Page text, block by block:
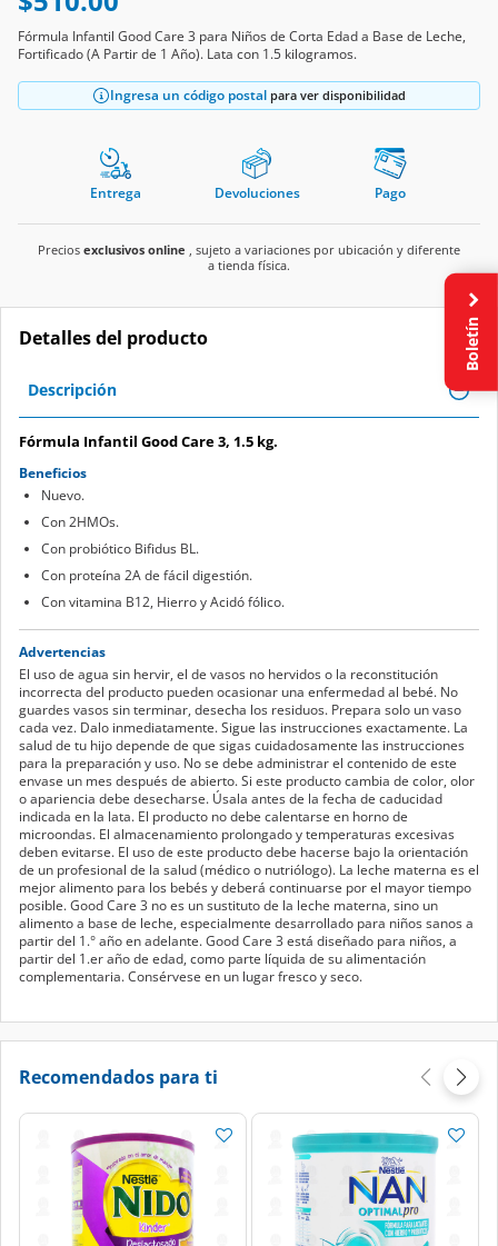
Fórmula Infantil Good Care 3 para Niños de Corta Edad a Base de Leche,
Fortificado (A Partir de 1 Año). Lata con 1.5 kilogramos.
Ingresa un código postal para ver disponibilidad
Entrega Devoluciones Pago
Precios exclusivos online , sujeto a variaciones por ubicación y diferente
a tienda física.
Detalles del producto
Descripción
Fórmula Infantil Good Care 3, 1.5 kg.
Beneficios
Nuevo.
Con 2HMOs.
Con probiótico Bifidus BL.
Con proteína 2A de fácil digestión.
Con vitamina B12, Hierro y Acidó fólico.
Advertencias
El uso de agua sin hervir, el de vasos no hervidos o la reconstitución
incorrecta del producto pueden ocasionar una enfermedad al bebé. No
guardes vasos sin terminar, desecha los residuos. Prepara solo un vaso
cada vez. Dalo inmediatamente. Sigue las instrucciones exactamente. La
salud de tu hijo depende de que sigas cuidadosamente las instrucciones
para la preparación y uso. No se debe administrar el contenido de este
envase un mes después de abierto. Si este producto cambia de color, olor
o apariencia debe desecharse. Úsala antes de la fecha de caducidad
indicada en la lata. El producto no debe calentarse en horno de
microondas. El almacenamiento prolongado y temperaturas excesivas
deben evitarse. El uso de este producto debe hacerse bajo la orientación
de un profesional de la salud (médico o nutriólogo). La leche materna es el
mejor alimento para los bebés y deberá continuarse por el mayor tiempo
posible. Good Care 3 no es un sustituto de la leche materna, sino un
alimento a base de leche, especialmente desarrollado para niños sanos a
partir del 1.° año en adelante. Good Care 3 está diseñado para niños, a
partir del 1.er año de edad, como parte líquida de su alimentación
complementaria. Consérvese en un lugar fresco y seco.
Recomendados para ti
Boletín